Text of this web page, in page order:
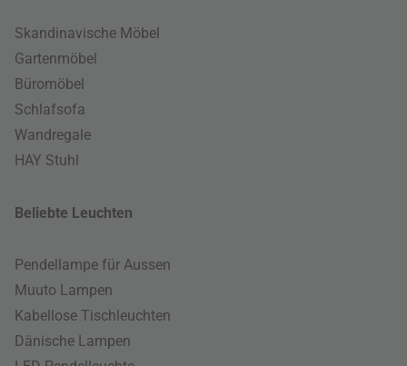
Skandinavische Möbel
Gartenmöbel
Büromöbel
Schlafsofa
Wandregale
HAY Stuhl
Beliebte Leuchten
Pendellampe für Aussen
Muuto Lampen
Kabellose Tischleuchten
Dänische Lampen